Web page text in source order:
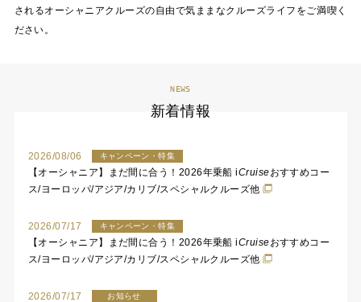
されるオーシャニアクルーズの自由で気ままなクルーズライフをご満喫く
ださい。
NEWS
新着情報
2026/08/06 キャンペーン・特集
【オーシャニア】まだ間に合う！2026年乗船iCruiseおすすめコー
ス/ヨーロッパ/アジア/カリブ/スペシャルクルーズ他
2026/07/17 キャンペーン・特集
【オーシャニア】まだ間に合う！2026年乗船iCruiseおすすめコー
ス/ヨーロッパ/アジア/カリブ/スペシャルクルーズ他
2026/07/17 お知らせ